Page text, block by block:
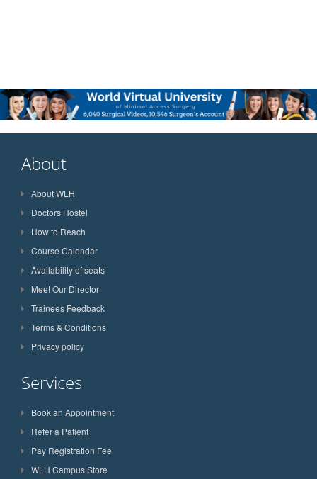
About
About WLH
Doctors Hostel
How to Reach
Course Calendar
Availability of seats
Meet Our Director
Trainees Feedback
Terms & Conditions
Privacy policy
Services
Book an Appointment
Refer a Patient
Pay Registration Fee
WLH Campus Store